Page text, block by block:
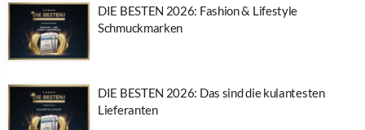
DIE BESTEN 2026: Fashion & Lifestyle
Schmuckmarken
DIE BESTEN 2026: Das sind die kulantesten
Lieferanten